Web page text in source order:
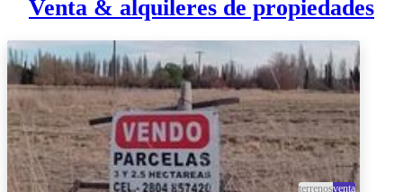
Venta & alquileres de propiedades